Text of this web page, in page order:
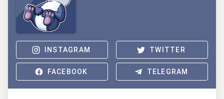
INSTAGRAM TWITTER
FACEBOOK TELEGRAM